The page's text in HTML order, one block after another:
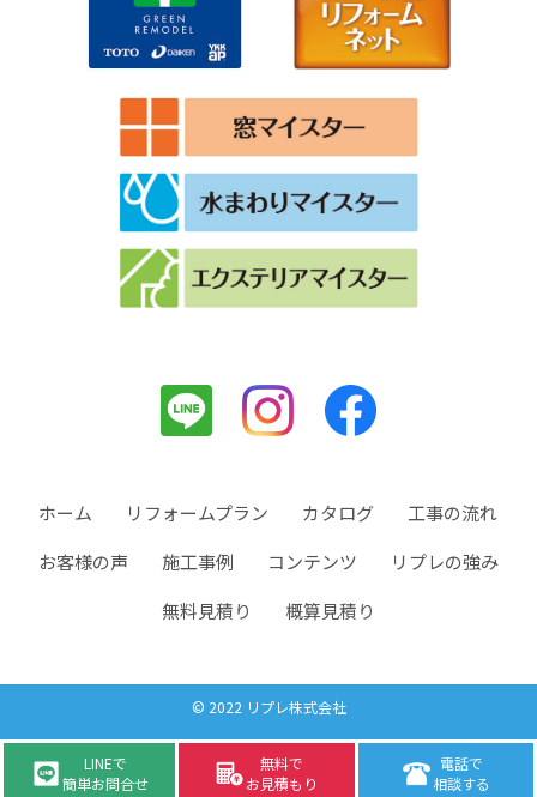
LINEで
簡単お問合せ
無料で
お見積もり
電話で
相談する
ホーム リフォームプラン カタログ
工事の流れ
お客様の声
施工事例 コンテンツ
リプレの強み
無料見積り
概算見積り
© 2022 リプレ株式会社